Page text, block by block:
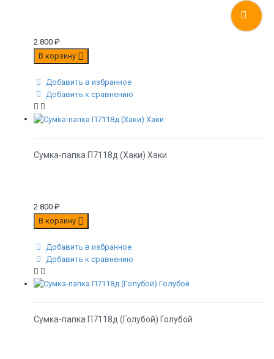
2 800 ₽
В корзину
Добавить в избранное
Добавить к сравнению
Сумка-папка П7118д (Хаки) Хаки
2 800 ₽
В корзину
Добавить в избранное
Добавить к сравнению
Сумка-папка П7118д (Голубой) Голубой